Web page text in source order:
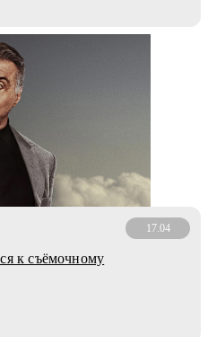
17.04
к съёмочному